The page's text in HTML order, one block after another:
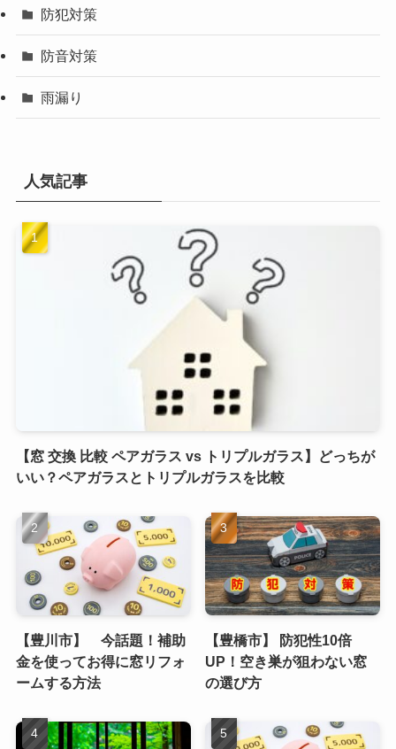
防犯対策
防音対策
雨漏り
人気記事
【窓 交換 比較 ペアガラス vs トリプルガラス】どっちが
いい？ペアガラスとトリプルガラスを比較
【豊川市】 今話題！補助
金を使ってお得に窓リフォ
ームする方法
【豊橋市】 防犯性10倍
UP！空き巣が狙わない窓
の選び方